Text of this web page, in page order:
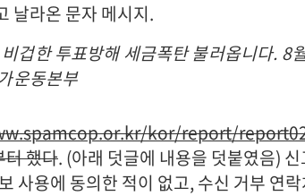
날라온 문자 메시지.
겁한 투표방해 세금폭탄 불러옵니다. 8
운동본부
kor/report/
터 했다. (아래 덧글에 내용을 덧붙였음)
사용에 동의한 적이 없고, 수신 거부 연